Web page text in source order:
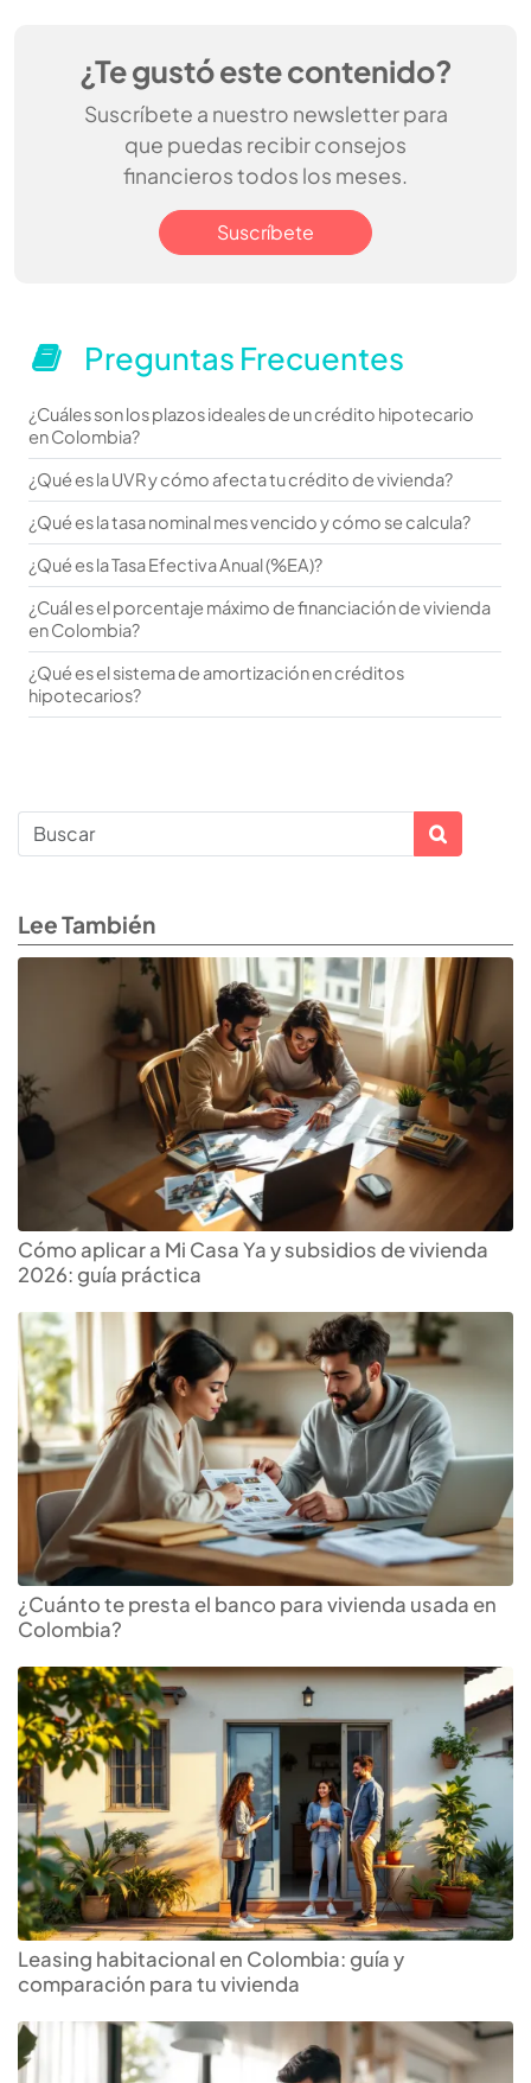
¿Te gustó este contenido?
Suscríbete a nuestro newsletter para
que puedas recibir consejos
financieros todos los meses.
Suscríbete
Preguntas Frecuentes
¿Cuáles son los plazos ideales de un crédito hipotecario
en Colombia?
¿Qué es la UVR y cómo afecta tu crédito de vivienda?
¿Qué es la tasa nominal mes vencido y cómo se calcula?
¿Qué es la Tasa Efectiva Anual (%EA)?
¿Cuál es el porcentaje máximo de financiación de vivienda
en Colombia?
¿Qué es el sistema de amortización en créditos
hipotecarios?
Lee También
Cómo aplicar a Mi Casa Ya y subsidios de vivienda
2026: guía práctica
¿Cuánto te presta el banco para vivienda usada en
Colombia?
Leasing habitacional en Colombia: guía y
comparación para tu vivienda